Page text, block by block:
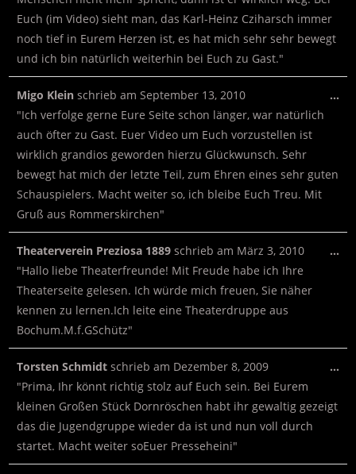
Euch (im Video) sieht man, das Karl-Heinz Cziharsch immer
noch tief in Eurem Herzen ist, es hat mich sehr sehr bewegt
und ich bin natürlich weiterhin bei Euch zu Gast."
Migo Klein schrieb am September 13, 2010
"Ich verfolge gerne Eure Seite schon länger, war natürlich
auch öfter zu Gast. Euer Video um Euch vorzustellen ist
wirklich grandios geworden hierzu Glückwunsch. Sehr
bewegt hat mich der letzte Teil, zum Ehren eines sehr guten
Schauspielers. Macht weiter so, ich bleibe Euch Treu. Mit
Gruß aus Rommerskirchen"
…
Theaterverein Preziosa 1889 schrieb am März 3, 2010
"Hallo liebe Theaterfreunde! Mit Freude habe ich Ihre
Theaterseite gelesen. Ich würde mich freuen, Sie näher
kennen zu lernen.Ich leite eine Theaterdruppe aus
Bochum.M.f.GSchütz"
…
Torsten Schmidt schrieb am Dezember 8, 2009
"Prima, Ihr könnt richtig stolz auf Euch sein. Bei Eurem
kleinen Großen Stück Dornröschen habt ihr gewaltig gezeigt
das die Jugendgruppe wieder da ist und nun voll durch
startet. Macht weiter soEuer Presseheini"
…